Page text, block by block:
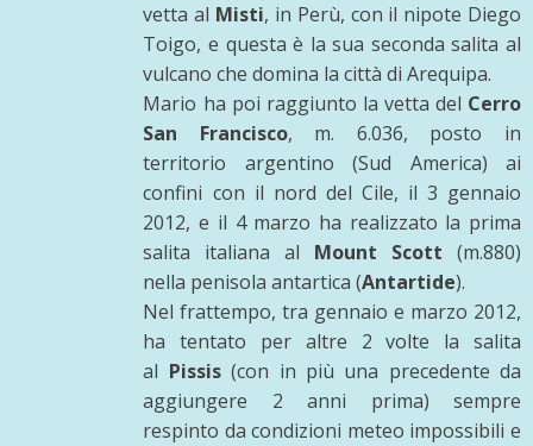
vetta al Misti, in Perù, con il nipote Diego
Toigo, e questa è la sua seconda salita al
vulcano che domina la città di Arequipa.
Mario ha poi raggiunto la vetta del Cerro
San Francisco, m. 6.036, posto in
territorio argentino (Sud America) ai
confini con il nord del Cile, il 3 gennaio
2012, e il 4 marzo ha realizzato la prima
salita italiana al Mount Scott (m.880)
nella penisola antartica (Antartide).
Nel frattempo, tra gennaio e marzo 2012,
ha tentato per altre 2 volte la salita
al Pissis(con in più una precedente da
aggiungere 2 anni prima) sempre
respinto da condizioni meteo impossibili e